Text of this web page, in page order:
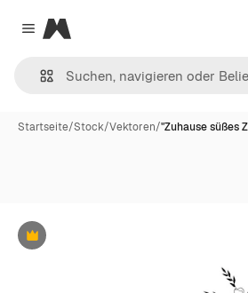
Close menu
Magnific
Startseite/Stock/Vektoren/"Zuhause süßes
Premium